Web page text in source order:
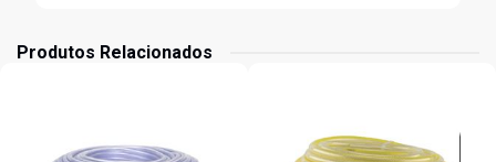
Produtos Relacionados